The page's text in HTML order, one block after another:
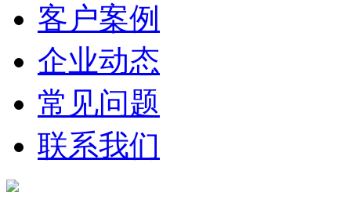
客户案例
企业动态
常见问题
联系我们